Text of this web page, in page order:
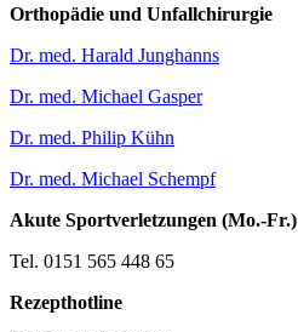
Orthopädie und Unfallchirurgie
Dr. med. Harald Junghanns
Dr. med. Michael Gasper
Dr. med. Philip Kühn
Dr. med. Michael Schempf
Akute Sportverletzungen (Mo.-Fr.)
Tel. 0151 565 448 65
Rezepthotline